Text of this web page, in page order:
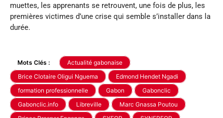
muettes, les apprenants se retrouvent, une fois de plus, les
premières victimes d’une crise qui semble s’installer dans la
durée.
Mots Clés :
Actualité gabonaise
Brice Clotaire Oligui Nguema
Edmond Hendet Ngadi
formation professionnelle
Gabon
Gabonclic
Gabonclic.info
Libreville
Marc Gnassa Poutou